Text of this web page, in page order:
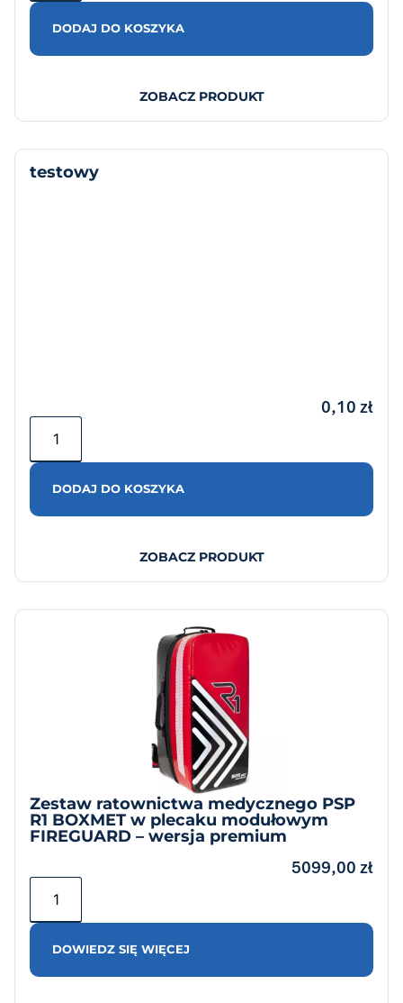
DODAJ DO KOSZYKA
ZOBACZ PRODUKT
testowy
0,10 zł
DODAJ DO KOSZYKA
ZOBACZ PRODUKT
Zestaw ratownictwa medycznego PSP
R1 BOXMET w plecaku modułowym
FIREGUARD – wersja premium
5099,00 zł
DOWIEDZ SIĘ WIĘCEJ